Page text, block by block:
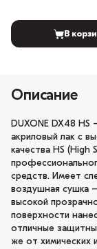
В
Описание
DUXONE DX48
акриловый лак с
качества HS (High
средств. Имеет
воздушная сушка
высокой
поверхности
отличные
же от химических